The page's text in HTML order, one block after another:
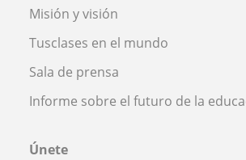
Misión y visión
Tusclases en el mundo
Sala de prensa
Informe sobre el futuro de la
Únete